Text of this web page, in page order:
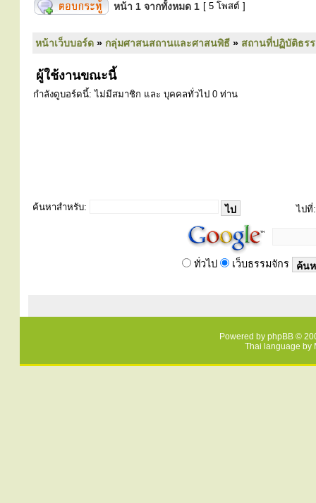
หน้า 1 จากทั้งหมด 1 [ 5 โพสต์ ]
หน้าเว็บบอร์ด » กลุ่มศาสนสถานและศาสนพิธี » สถานที่ปฏิบัติธร
ผู้ใช้งานขณะนี้
กำลังดูบอร์ดนี้: ไม่มีสมาชิก และ บุคคลทั่วไป 0 ท่าน
ค้นหาสำหรับ: ไปที่:
ทั่วไป เว็บธรรมจักร
Powered by phpBB ©
Thai language by